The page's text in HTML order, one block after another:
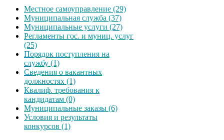
Местное самоуправление (29)
Муниципальная служба (37)
Муниципальные услуги (27)
Регламенты гос. и муниц. услуг
(25)
Порядок поступления на
службу (1)
Сведения о вакантных
должностях (1)
Квалиф. требования к
кандидатам (0)
Муниципальные заказы (6)
Условия и результаты
конкурсов (1)